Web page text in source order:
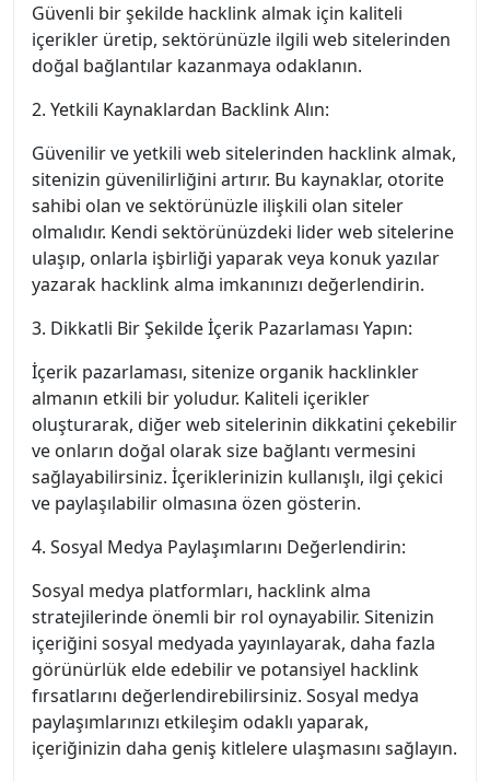
Güvenli bir şekilde hacklink almak için kaliteli
içerikler üretip, sektörünüzle ilgili web sitelerinden
doğal bağlantılar kazanmaya odaklanın.
2. Yetkili Kaynaklardan Backlink Alın:
Güvenilir ve yetkili web sitelerinden hacklink almak,
sitenizin güvenilirliğini artırır. Bu kaynaklar, otorite
sahibi olan ve sektörünüzle ilişkili olan siteler
olmalıdır. Kendi sektörünüzdeki lider web sitelerine
ulaşıp, onlarla işbirliği yaparak veya konuk yazılar
yazarak hacklink alma imkanınızı değerlendirin.
3. Dikkatli Bir Şekilde İçerik Pazarlaması Yapın:
İçerik pazarlaması, sitenize organik hacklinkler
almanın etkili bir yoludur. Kaliteli içerikler
oluşturarak, diğer web sitelerinin dikkatini çekebilir
ve onların doğal olarak size bağlantı vermesini
sağlayabilirsiniz. İçeriklerinizin kullanışlı, ilgi çekici
ve paylaşılabilir olmasına özen gösterin.
4. Sosyal Medya Paylaşımlarını Değerlendirin:
Sosyal medya platformları, hacklink alma
stratejilerinde önemli bir rol oynayabilir. Sitenizin
içeriğini sosyal medyada yayınlayarak, daha fazla
görünürlük elde edebilir ve potansiyel hacklink
fırsatlarını değerlendirebilirsiniz. Sosyal medya
paylaşımlarınızı etkileşim odaklı yaparak,
içeriğinizin daha geniş kitlelere ulaşmasını sağlayın.